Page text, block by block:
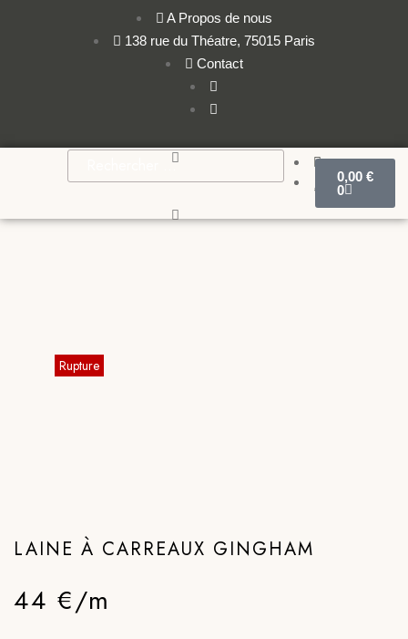
A Propos de nous
138 rue du Théatre, 75015 Paris
Contact
0,00€
0
LAINE À CARREAUX GINGHAM
44 €/m